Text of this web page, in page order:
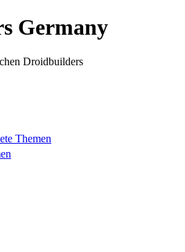
Germany
Droidbuilders
Themen